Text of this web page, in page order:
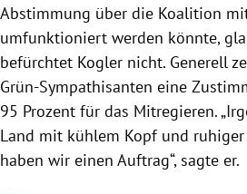
Abstimmung über die Koalition
umfunktioniert werden könnte,
befürchtet Kogler nicht. Generell
Grün-Sympathisanten eine
95 Prozent für das Mitregieren.
Land mit kühlem Kopf und ruhiger
haben wir einen Auftrag“, sagte er.